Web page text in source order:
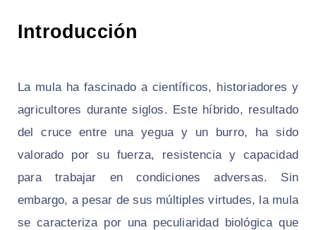
Introducción
La mula ha fascinado a científicos, historiadores y
agricultores durante siglos. Este híbrido, resultado
del cruce entre una yegua y un burro, ha sido
valorado por su fuerza, resistencia y capacidad
para trabajar en condiciones adversas. Sin
embargo, a pesar de sus múltiples virtudes, la mula
se caracteriza por una peculiaridad biológica que